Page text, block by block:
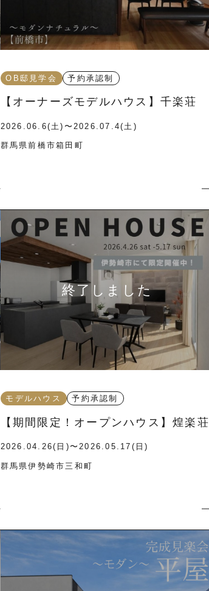
OB邸見学会 予約承認制
【オーナーズモデルハウス】千楽荘
2026.06.6(土)〜2026.07.4(土)
群馬県前橋市箱田町
モデルハウス 予約承認制
【期間限定！オープンハウス】煌楽荘
2026.04.26(日)〜2026.05.17(日)
群馬県伊勢崎市三和町